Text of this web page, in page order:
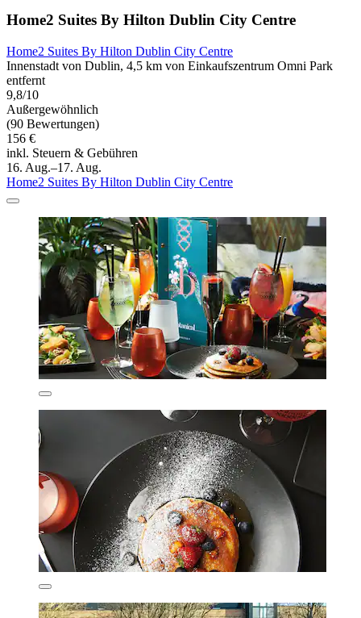
Home2 Suites By Hilton Dublin City Centre
Home2 Suites By Hilton Dublin City Centre
Innenstadt von Dublin, 4,5 km von Einkaufszentrum Omni Park
entfernt
9,8/10
Außergewöhnlich
(90 Bewertungen)
156 €
inkl. Steuern & Gebühren
16. Aug.–17. Aug.
Home2 Suites By Hilton Dublin City Centre